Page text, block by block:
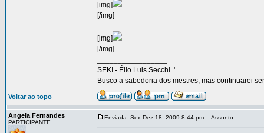
[img]
[/img]
[img]
[/img]
SEKI - Élio Luis Secchi .'.
Busco a sabedoria dos mestres, mas continuarei
Voltar ao topo
Angela Fernandes
PARTICIPANTE
Enviada: Sex Dez 18, 2009 8:44 pm Assunto: